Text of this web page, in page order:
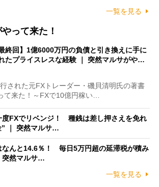
一覧を見る
って来た！
最終回】1億6000万円の負債と引き換えに手に
たプライスレスな経験 ｜ 突然マルサがや…
された元FXトレーダー・磯貝清明氏の著書
て来た！～FXで10億円稼い…
度FXでリベンジ！ 種銭は差し押さえを免れ
” ｜ 突然マルサ…
なんと14.6％！ 毎日5万円超の延滞税が積み
突然マルサ…
一覧を見る